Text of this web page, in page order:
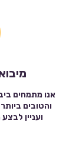
אנו מתמחים
והטובים
ועניין